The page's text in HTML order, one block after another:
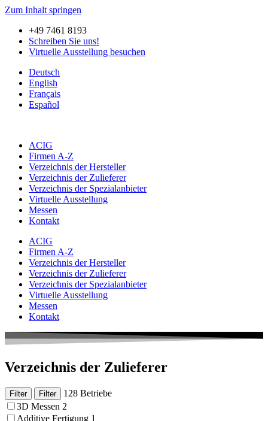
Zum Inhalt springen
+49 7461 8193
Schreiben Sie uns!
Virtuelle Ausstellung besuchen
Deutsch
English
Français
Español
ACIG
Firmen A-Z
Verzeichnis der Hersteller
Verzeichnis der Zulieferer
Verzeichnis der Spezialanbieter
Virtuelle Ausstellung
Messen
Kontakt
ACIG
Firmen A-Z
Verzeichnis der Hersteller
Verzeichnis der Zulieferer
Verzeichnis der Spezialanbieter
Virtuelle Ausstellung
Messen
Kontakt
Verzeichnis der Zulieferer
Filter Filter
128 Betriebe
3D Messen 2
Additive Fertigung 1